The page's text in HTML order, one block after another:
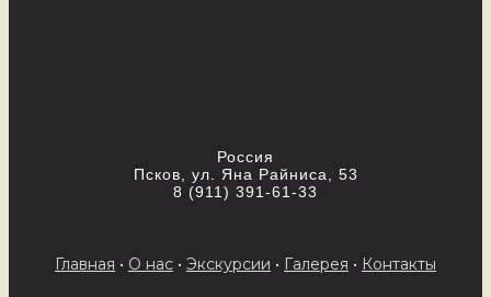
Россия
Псков, ул. Яна Райниса, 53
8 (911) 391-61-33
Главная • О нас • Экскурсии • Галерея • Контакты